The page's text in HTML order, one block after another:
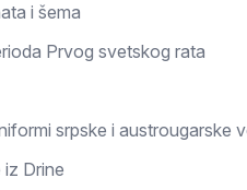
i šema
Prvog svetskog rata
srpske i austrougarske
Drine